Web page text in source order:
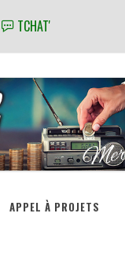
TCHAT'
APPEL À PROJETS